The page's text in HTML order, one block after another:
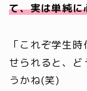
て、実は単純
「これぞ学生
せられると、ど
うかね(笑)